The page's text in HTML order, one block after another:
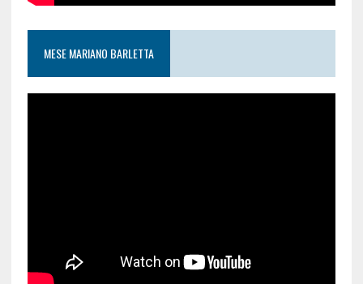
MESE MARIANO BARLETTA